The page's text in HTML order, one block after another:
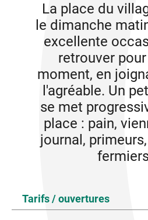
La place du
le dimanche
excellente
retrouver
moment, en
l'agréable. Un
se met
place : pain,
journal,
Tarifs / ouvertures